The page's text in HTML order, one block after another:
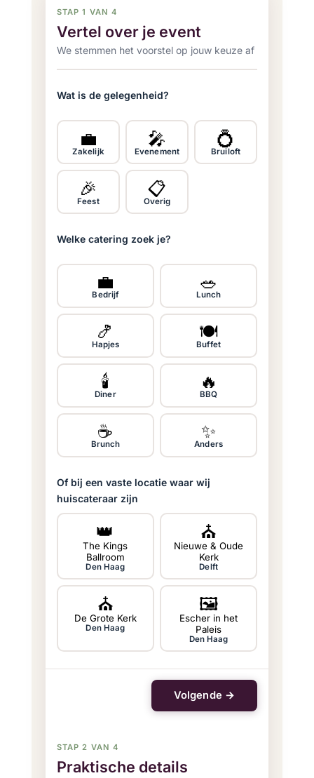
STAP 1 VAN 4
Vertel over je event
We stemmen het voorstel op jouw keuze af
Wat is de gelegenheid?
💼
Zakelijk
🎤
Evenement
💍
Bruiloft
🎉
Feest
📋
Overig
Welke catering zoek je?
💼
Bedrijf
🥗
Lunch
🍤
Hapjes
🍽️
Buffet
🕯️
Diner
🔥
BBQ
☕
Brunch
✨
Anders
Of bij een vaste locatie waar wij
huiscateraar zijn
👑
The Kings
Ballroom
Den Haag
⛪
Nieuwe & Oude
Kerk
Delft
⛪
De Grote Kerk
Den Haag
🖼
Escher in het
Paleis
Den Haag
Volgende →
STAP 2 VAN 4
Praktische details